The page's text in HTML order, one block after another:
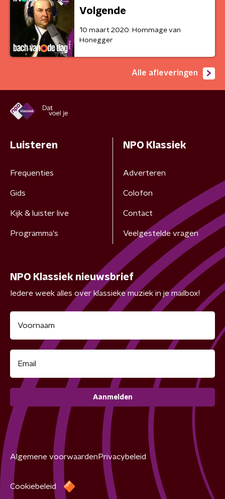
Volgende
10 maart 2020: Hommage van
Honegger
Alle afleveringen
Luisteren
Frequenties
Gids
Kijk & luister live
Programma's
NPO Klassiek
Adverteren
Colofon
Contact
Veelgestelde vragen
NPO Klassiek nieuwsbrief
Iedere week alles over klassieke muziek in je mailbox!
Aanmelden
Algemene voorwaarden Privacybeleid
Cookiebeleid